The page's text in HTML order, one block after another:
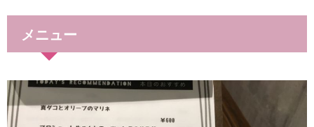
メニュー